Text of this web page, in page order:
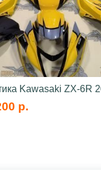
Kawasaki ZX-6R
р.